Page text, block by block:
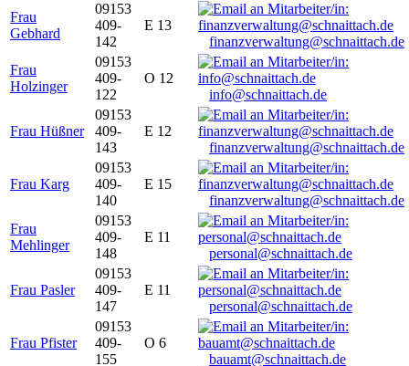
Frau
Gebhard
09153
409-
142
E 13
finanzverwaltung@schnaittach.de
Frau
Holzinger
09153
409-
122
O 12
info@schnaittach.de
Frau Hüßner
09153
409-
143
E 12
finanzverwaltung@schnaittach.de
Frau Karg
09153
409-
140
E 15
finanzverwaltung@schnaittach.de
Frau
Mehlinger
09153
409-
148
E 11
personal@schnaittach.de
Frau Pasler
09153
409-
147
E 11
personal@schnaittach.de
Frau Pfister
09153
409-
155
O 6
bauamt@schnaittach.de